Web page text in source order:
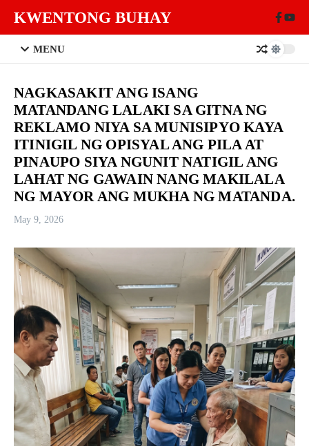
KWENTONG BUHAY
MENU
NAGKASAKIT ANG ISANG
MATANDANG LALAKI SA GITNA NG
REKLAMO NIYA SA MUNISIPYO KAYA
ITINIGIL NG OPISYAL ANG PILA AT
PINAUPO SIYA NGUNIT NATIGIL ANG
LAHAT NG GAWAIN NANG MAKILALA
NG MAYOR ANG MUKHA NG MATANDA.
May 9, 2026